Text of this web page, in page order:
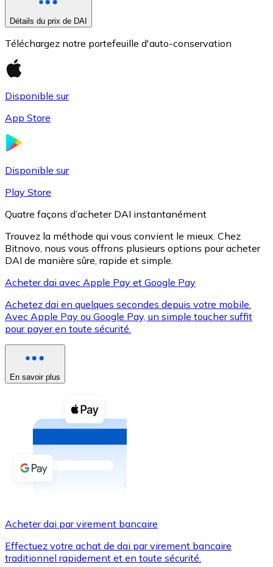
XRP
XRP
Voir toutes
Coupons crypto
Achetez des cryptomonnaies en espèces et d'autres
Acheter avec espèces
Virement SEPA
Utilisez les cartes Visa et Mastercard pour acheter
Détails du prix de DAI
Téléchargez notre portefeuille d'auto-conservation
Disponible sur
App Store
Disponible sur
Play Store
Quatre façons d’acheter DAI instantanément
Trouvez la méthode qui vous convient le mieux. Chez
Bitnovo, nous vous offrons plusieurs options pour acheter
DAI de manière sûre, rapide et simple.
Acheter dai avec Apple Pay et Google Pay
Achetez dai en quelques secondes depuis votre mobile.
Avec Apple Pay ou Google Pay, un simple toucher suffit
pour payer en toute sécurité.
En savoir plus
Acheter dai par virement bancaire
Effectuez votre achat de dai par virement bancaire
traditionnel rapidement et en toute sécurité.